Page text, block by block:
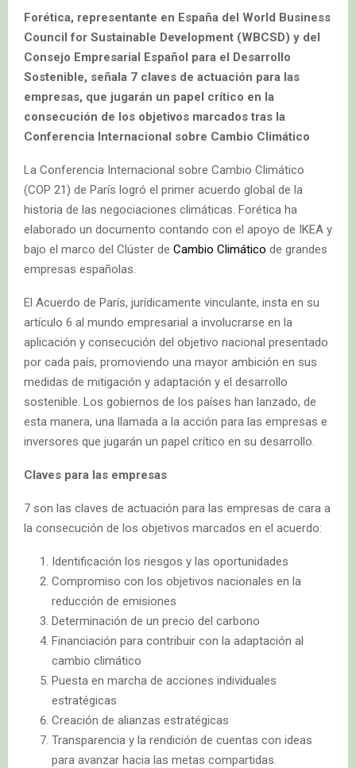
Forética, representante en España del World Business
Council for Sustainable Development (WBCSD) y del
Consejo Empresarial Español para el Desarrollo
Sostenible, señala 7 claves de actuación para las
empresas, que jugarán un papel crítico en la
consecución de los objetivos marcados tras la
Conferencia Internacional sobre Cambio Climático
La Conferencia Internacional sobre Cambio Climático
(COP 21) de París logró el primer acuerdo global de la
historia de las negociaciones climáticas. Forética ha
elaborado un documento contando con el apoyo de IKEA y
bajo el marco del Clúster de Cambio Climático de grandes
empresas españolas.
El Acuerdo de París, jurídicamente vinculante, insta en su
artículo 6 al mundo empresarial a involucrarse en la
aplicación y consecución del objetivo nacional presentado
por cada país, promoviendo una mayor ambición en sus
medidas de mitigación y adaptación y el desarrollo
sostenible. Los gobiernos de los países han lanzado, de
esta manera, una llamada a la acción para las empresas e
inversores que jugarán un papel crítico en su desarrollo.
Claves para las empresas
7 son las claves de actuación para las empresas de cara a
la consecución de los objetivos marcados en el acuerdo:
Identificación los riesgos y las oportunidades
Compromiso con los objetivos nacionales en la
reducción de emisiones
Determinación de un precio del carbono
Financiación para contribuir con la adaptación al
cambio climático
Puesta en marcha de acciones individuales
estratégicas
Creación de alianzas estratégicas
Transparencia y la rendición de cuentas con ideas
para avanzar hacia las metas compartidas.